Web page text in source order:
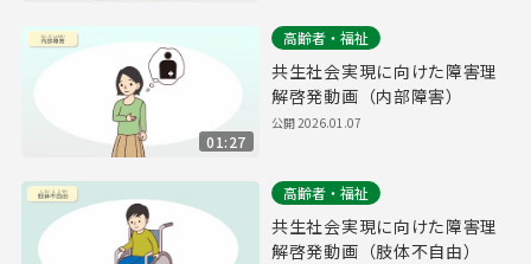
01:27
高齢者・福祉
共生社会実現に向けた障害理
解啓発動画（内部障害）
公開2026.01.07
高齢者・福祉
共生社会実現に向けた障害理
解啓発動画（肢体不自由）